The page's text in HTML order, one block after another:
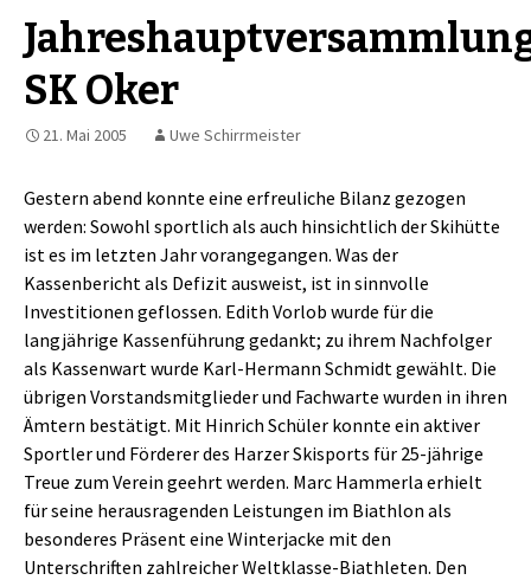
SK Oker
21. Mai 2005 Uwe Schirrmeister
Gestern abend konnte eine erfreuliche Bilanz gezogen
werden: Sowohl sportlich als auch hinsichtlich der Skihütte
ist es im letzten Jahr vorangegangen. Was der
Kassenbericht als Defizit ausweist, ist in sinnvolle
Investitionen geflossen. Edith Vorlob wurde für die
langjährige Kassenführung gedankt; zu ihrem Nachfolger
als Kassenwart wurde Karl-Hermann Schmidt gewählt. Die
übrigen Vorstandsmitglieder und Fachwarte wurden in ihren
Ämtern bestätigt. Mit Hinrich Schüler konnte ein aktiver
Sportler und Förderer des Harzer Skisports für 25-jährige
Treue zum Verein geehrt werden. Marc Hammerla erhielt
für seine herausragenden Leistungen im Biathlon als
besonderes Präsent eine Winterjacke mit den
Unterschriften zahlreicher Weltklasse-Biathleten. Den